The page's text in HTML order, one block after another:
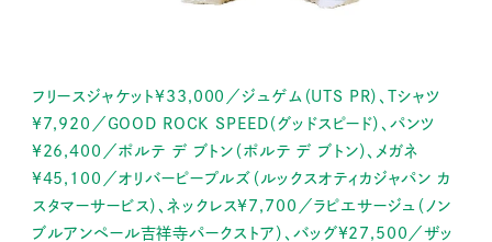
フリースジャケット¥33,000／ジュゲム（UTS PR）、Tシャツ
¥7,920／GOOD ROCK SPEED（グッドスピード）、パンツ
¥26,400／ポルテ デ ブトン（ポルテ デ ブトン）、メガネ
¥45,100／オリバーピープルズ（ルックスオティカジャパン カ
スタマーサービス）、ネックレス¥7,700／ラピエサージュ（ノン
ブルアンペール吉祥寺パークストア）、バッグ¥27,500／ザッ